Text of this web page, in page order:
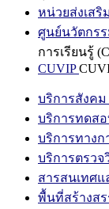
หน่วยส่งเส
ศูนย์นวัตกรร
การเรียนรู้
CUVIP
บริการสังคม
บริการทดส
บริการทางก
บริการตรว
สารสนเทศแ
พื้นที่สร้างส